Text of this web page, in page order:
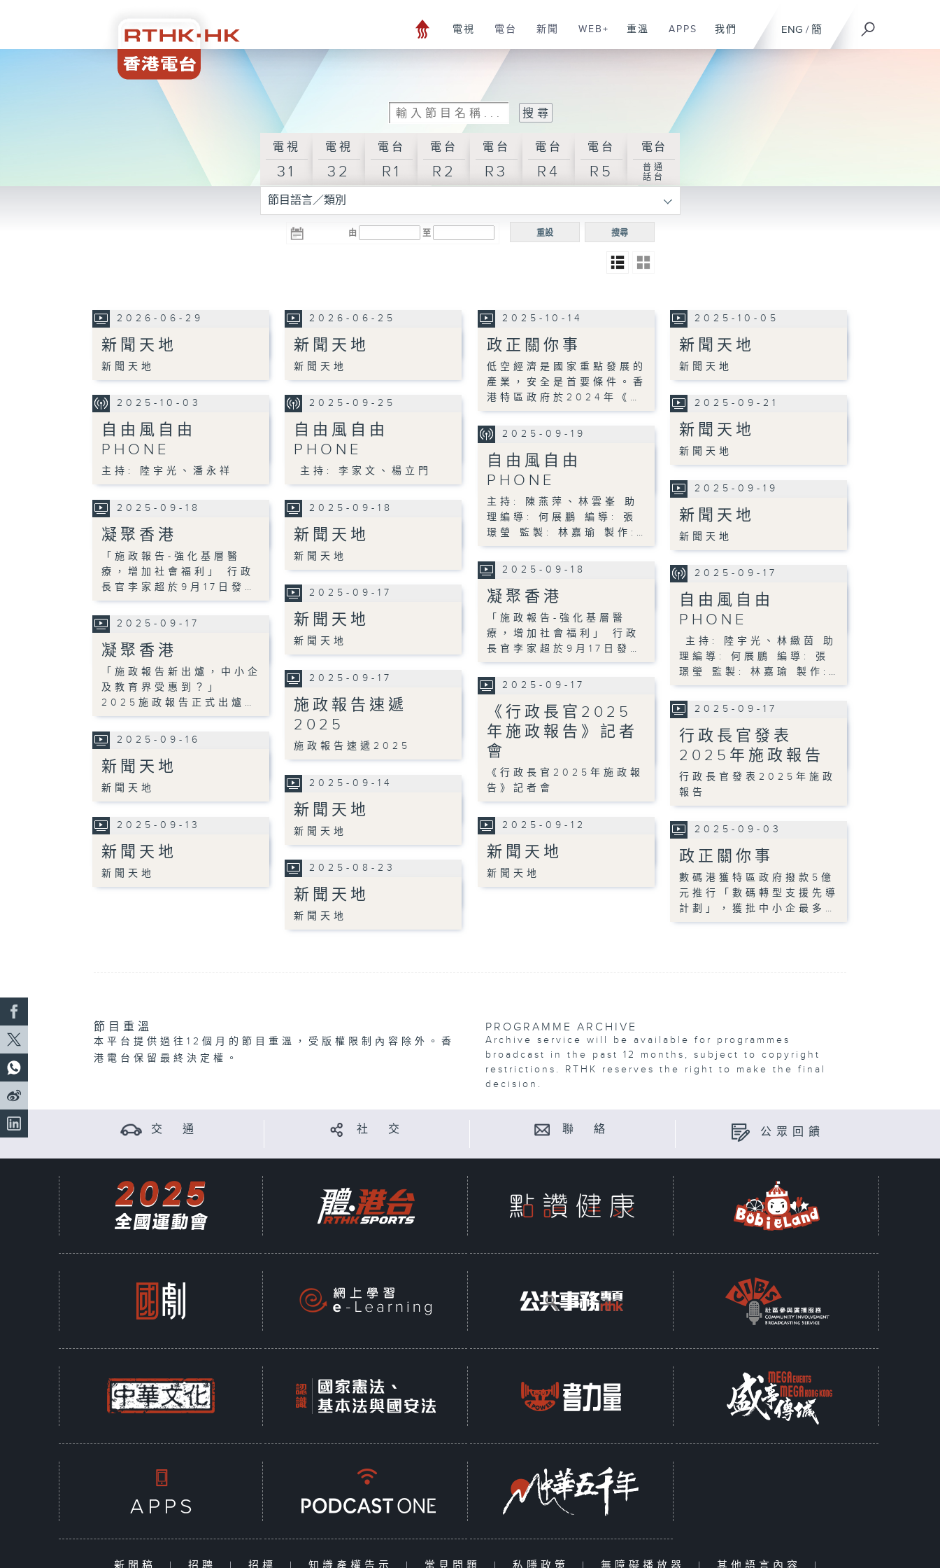
ENG / 簡
電視 電台 新聞 WEB+ 重溫 APPS 我們
電視
31
電視
32
電台
R1
電台
R2
電台
R3
電台
R4
電台
R5
電台
普通
話台
節目語言／類別
由 至 搜尋
重設
2026-06-29
新聞天地
新聞天地
2026-06-25
新聞天地
新聞天地
2025-10-14
政正關你事
低空經濟是國家重點發展的
產業，安全是首要條件。香
港特區政府於2024年《…
2025-10-05
新聞天地
新聞天地
2025-10-03
自由風自由
PHONE
主持: 陸宇光、潘永祥
2025-09-25
自由風自由
PHONE
主持: 李家文、楊立門
2025-09-21
新聞天地
新聞天地
2025-09-19
自由風自由
PHONE
主持: 陳燕萍、林雲峯 助
理編導: 何展鵬 編導: 張
璟瑩 監製: 林嘉瑜 製作:…
2025-09-19
新聞天地
新聞天地
2025-09-18
凝聚香港
「施政報告-強化基層醫
療，增加社會福利」 行政
長官李家超於9月17日發…
2025-09-18
新聞天地
新聞天地
2025-09-18
凝聚香港
「施政報告-強化基層醫
療，增加社會福利」 行政
長官李家超於9月17日發…
2025-09-17
自由風自由
PHONE
主持: 陸宇光、林緻茵 助
理編導: 何展鵬 編導: 張
璟瑩 監製: 林嘉瑜 製作:…
2025-09-17
新聞天地
新聞天地
2025-09-17
凝聚香港
「施政報告新出爐，中小企
及教育界受惠到？」
2025施政報告正式出爐…
2025-09-17
施政報告速遞
2025
施政報告速遞2025
2025-09-17
《行政長官2025
年施政報告》記者
會
《行政長官2025年施政報
告》記者會
2025-09-17
行政長官發表
2025年施政報告
行政長官發表2025年施政
報告
2025-09-16
新聞天地
新聞天地 2025-09-14
新聞天地
新聞天地
2025-09-13
新聞天地
新聞天地
2025-09-12
新聞天地
新聞天地
2025-09-03
政正關你事
數碼港獲特區政府撥款5億
元推行「數碼轉型支援先導
計劃」，獲批中小企最多…
2025-08-23
新聞天地
新聞天地
節目重溫
本平台提供過往12個月的節目重溫，受版權限制內容除外。香
港電台保留最終決定權。
PROGRAMME ARCHIVE
Archive service will be available for programmes
broadcast in the past 12 months, subject to copyright
restrictions. RTHK reserves the right to make the final
decision.
交 通 社 交 聯 絡 公眾回饋